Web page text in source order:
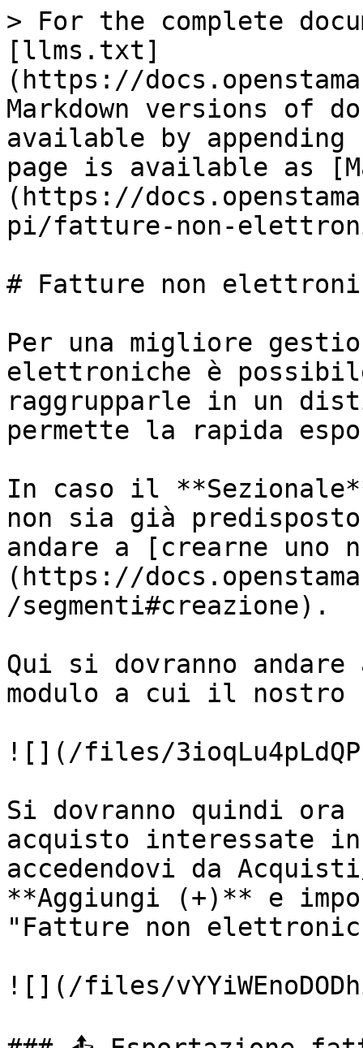
> For the complete
[llms.txt]
(https://
Markdown versions of
available by
page is available as
(https://
pi/fatture-non-
# Fatture non
Per una migliore
elettroniche è
raggrupparle in un
permette la rapida
In caso il
non sia già
andare a [crearne uno
(https://
/segmenti#creazione).
Qui si dovranno
modulo a cui il
![](/files/
Si dovranno quindi
acquisto interessate
accedendovi da
**Aggiungi (+)** e
"Fatture non
![](/files/